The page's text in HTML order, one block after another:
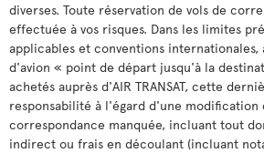
diverses. Toute réservation de vols de
effectuée à vos risques. Dans les limites
applicables et conventions
d'avion « point de départ jusqu'à la
achetés auprès d'AIR TRANSAT, cette
responsabilité à l'égard d'une
correspondance manquée, incluant tout
indirect ou frais en découlant (incluant